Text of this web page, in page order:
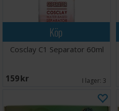
Köp
Cosclay C1 Separator 60ml
159 SEK I lager: 3